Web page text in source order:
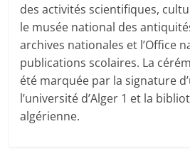
des activités scientifiques,
le musée national des
archives nationales et l’Office
publications scolaires. La
été marquée par la signature
l’université d’Alger 1 et la
algérienne.